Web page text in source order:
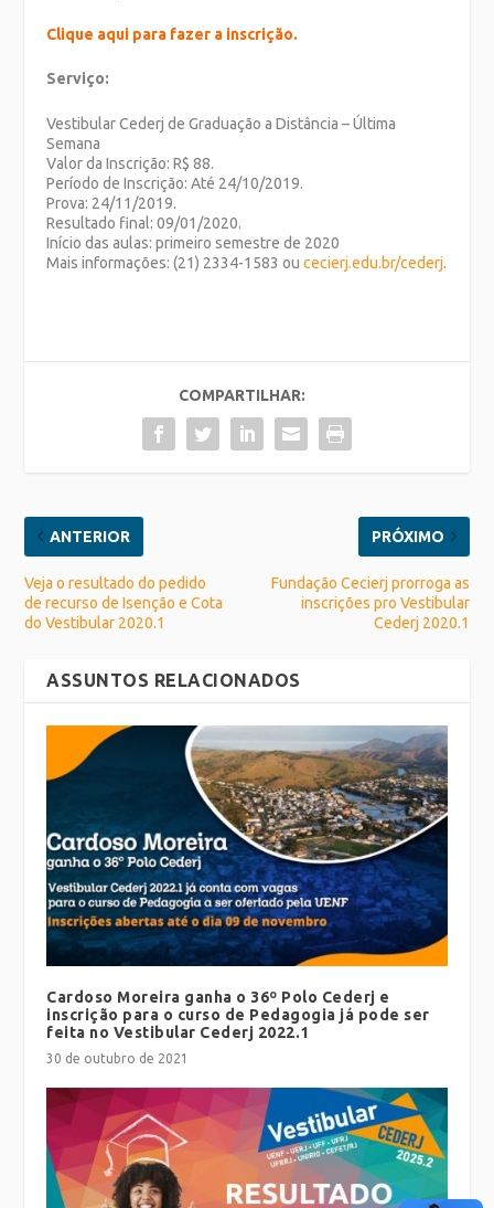
Clique aqui para fazer a inscrição.
Serviço:
Vestibular Cederj de Graduação a Distância – Última
Semana
Valor da Inscrição: R$ 88.
Período de Inscrição: Até 24/10/2019.
Prova: 24/11/2019.
Resultado final: 09/01/2020.
Início das aulas: primeiro semestre de 2020
Mais informações: (21) 2334-1583 oucecierj.edu.br/cederj.
COMPARTILHAR:
ANTERIOR
Veja o resultado do pedido
de recurso de Isenção e Cota
do Vestibular 2020.1
PRÓXIMO
Fundação Cecierj prorroga as
inscrições pro Vestibular
Cederj 2020.1
ASSUNTOS RELACIONADOS
Cardoso Moreira ganha o 36º Polo Cederj e
inscrição para o curso de Pedagogia já pode ser
feita no Vestibular Cederj 2022.1
30 de outubro de 2021